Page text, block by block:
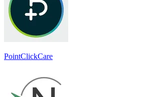
PointClickCare